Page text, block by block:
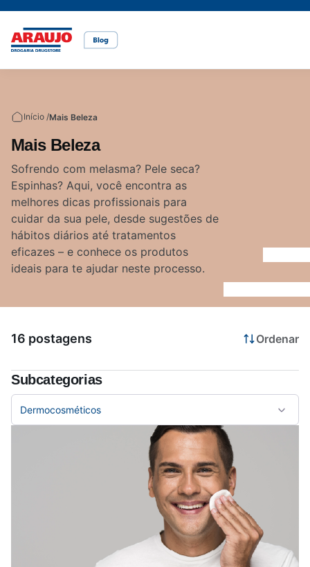
Cuidados com o pet
Rações
Cuidados com a pele
Cuidados com o cabelo
Dermocosméticos
Alimentação
Dicas de cuidados
Fraldas
Alimentação saudável
Bem-estar
Canetas para obesidade
Medicamentos
Saúde da mulher
Saúde do homem
Acesse o site da Araujo
Início /Mais Beleza
Mais Beleza
Sofrendo com melasma? Pele seca?
Espinhas? Aqui, você encontra as
melhores dicas profissionais para
cuidar da sua pele, desde sugestões de
hábitos diários até tratamentos
eficazes – e conhece os produtos
ideais para te ajudar neste processo.
16 postagens Ordenar
Subcategorias
Dermocosméticos